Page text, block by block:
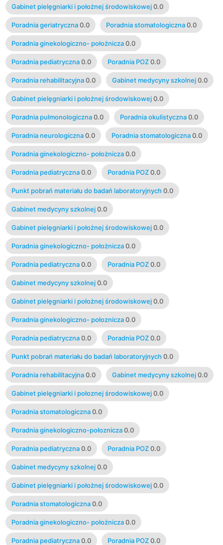
Gabinet pielęgniarki i położnej środowiskowej 0.0
Poradnia geriatryczna 0.0 Poradnia stomatologiczna 0.0
Poradnia ginekologiczno- położnicza 0.0
Poradnia pediatryczna 0.0 Poradnia POZ 0.0
Poradnia rehabilitacyjna 0.0 Gabinet medycyny szkolnej 0.0
Gabinet pielęgniarki i położnej środowiskowej 0.0
Poradnia pulmonologiczna 0.0 Poradnia okulistyczna 0.0
Poradnia neurologiczna 0.0 Poradnia stomatologiczna 0.0
Poradnia ginekologiczno- położnicza 0.0
Poradnia pediatryczna 0.0 Poradnia POZ 0.0
Punkt pobrań materiału do badań laboratoryjnych 0.0
Gabinet medycyny szkolnej 0.0
Gabinet pielęgniarki i położnej środowiskowej 0.0
Poradnia ginekologiczno- położnicza 0.0
Poradnia pediatryczna 0.0 Poradnia POZ 0.0
Gabinet medycyny szkolnej 0.0
Gabinet pielęgniarki i położnej środowiskowej 0.0
Poradnia ginekologiczno- połoznicza 0.0
Poradnia pediatryczna 0.0 Poradnia POZ 0.0
Punkt pobrań materiału do badań laboratoryjnych 0.0
Poradnia rehabilitacyjna 0.0 Gabinet medycyny szkolnej 0.0
Gabinet pielęgniarki i połoznej środowiskowej 0.0
Poradnia stomatologiczna 0.0
Poradnia ginekologiczno-połoznicza 0.0
Poradnia pediatryczna 0.0 Poradnia POZ 0.0
Gabinet medycyny szkolnej 0.0
Gabinet pielęgniarki i położnej środowiskowej 0.0
Poradnia stomatologiczna 0.0
Poradnia ginekologiczno- położnicza 0.0
Poradnia pediatryczna 0.0 Poradnia POZ 0.0